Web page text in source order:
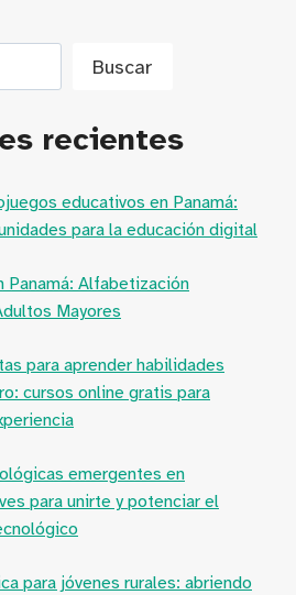
Buscar
recientes
educativos en Panamá:
para la educación digital
Panamá: Alfabetización
Mayores
para aprender habilidades
cursos online gratis para
emergentes en
para unirte y potenciar el
para jóvenes rurales: abriendo